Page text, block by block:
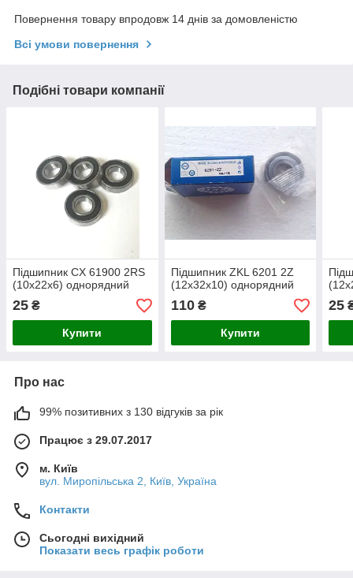
Повернення товару впродовж 14 днів за домовленістю
Всі умови повернення
Подібні товари компанії
Підшипник CX 61900 2RS
(10x22x6) однорядний
25 ₴
Купити
Підшипник ZKL 6201 2Z
(12x32x10) однорядний
110₴
Купити
25
Про нас
99% позитивних з 130 відгуків за рік
Працює з 29.07.2017
м. Київ
вул. Миропільська 2, Київ, Україна
Контакти
Сьогодні вихідний
Показати весь графік роботи